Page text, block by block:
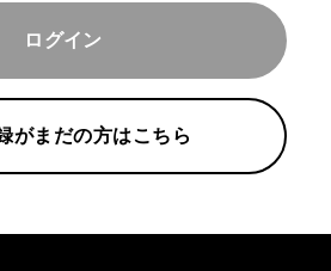
ログイン
がまだの方はこちら